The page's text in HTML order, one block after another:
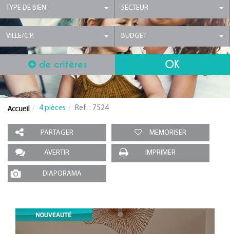
TYPE DE BIEN SECTEUR
VILLE/C.P. BUDGET
de critères
4 pièces Ref. : 7524
PARTAGER MEMORISER
AVERTIR IMPRIMER
DIAPORAMA